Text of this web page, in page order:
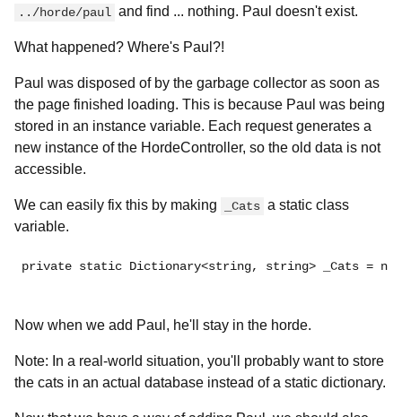
../horde/paul and find ... nothing. Paul doesn't exist.
What happened? Where's Paul?!
Paul was disposed of by the garbage collector as soon as
the page finished loading. This is because Paul was being
stored in an instance variable. Each request generates a
new instance of the HordeController, so the old data is not
accessible.
We can easily fix this by making _Cats a static class
variable.
private static Dictionary<string, string> _Cats =
Now when we add Paul, he'll stay in the horde.
Note: In a real-world situation, you'll probably want to store
the cats in an actual database instead of a static dictionary.